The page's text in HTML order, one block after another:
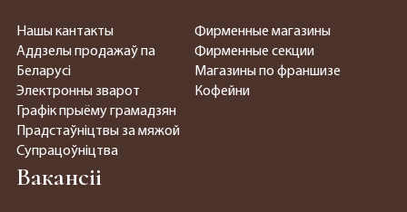
Нашы кантакты
Аддзелы продажаў па
Беларусі
Электронны зварот
Графік прыёму грамадзян
Прадстаўніцтвы за мяжой
Супрацоўніцтва
Фирменные магазины
Фирменные секции
Магазины по франшизе
Кофейни
Вакансіі